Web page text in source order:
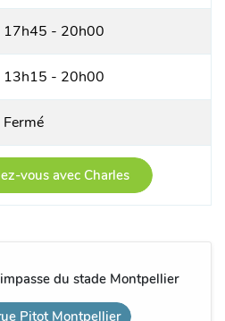
du stade Montpellier
Pitot Montpellier
17h45 - 20h00
13h15 - 20h00
Fermé
vous avec Charles